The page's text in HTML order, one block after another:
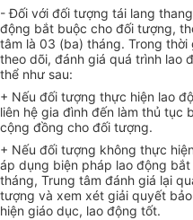
- Đối với đối tượng tái lang
động bắt buộc cho đối tượng,
tâm là 03 (ba) tháng. Trong thời
theo dõi, đánh giá quá trình lao
thể như sau:
+ Nếu đối tượng thực hiện lao
liên hệ gia đình đến làm thủ tục
cộng đồng cho đối tượng.
+ Nếu đối tượng không thực
áp dụng biện pháp lao động
tháng, Trung tâm đánh giá lại
tượng và xem xét giải quyết
hiện giáo dục, lao động tốt.